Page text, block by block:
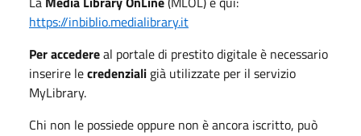
https://inbiblio.medialibrary.it
Per accedereal portale di prestito digitale è necessario
inserire lecredenziali già utilizzate per il servizio
MyLibrary.
Chi non le possiede oppure non è ancora iscritto, può